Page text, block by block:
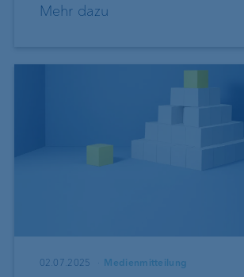
Mehr dazu
02.07.2025 Medienmitteilung